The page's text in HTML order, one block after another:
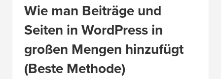
Wie man Beiträge und
Seiten in WordPress in
großen Mengen hinzufügt
(Beste Methode)